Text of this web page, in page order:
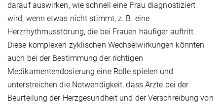
darauf auswirken, wie schnell eine Frau diagnostiziert
wird, wenn etwas nicht stimmt, z. B. eine
Herzrhythmusstörung, die bei Frauen häufiger auftritt.
Diese komplexen zyklischen Wechselwirkungen könnten
auch bei der Bestimmung der richtigen
Medikamentendosierung eine Rolle spielen und
unterstreichen die Notwendigkeit, dass Ärzte bei der
Beurteilung der Herzgesundheit und der Verschreibung von